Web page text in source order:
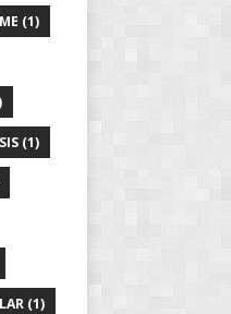
(1)
(1)
(1)